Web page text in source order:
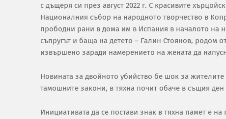
с дъщеря си през август 2022 г. С красивите
Националния събор на народното творчество в
прободни рани в дома им в Испания в началото на
съпругът и баща на детето – Галин Стоянов, родом
извършено заради намерението на жената да
Новината за двойното убийство бе шок за
тамошните закони, в тяхна почит обаче в същия
Инициативата да се постави знак в тяхна памет е